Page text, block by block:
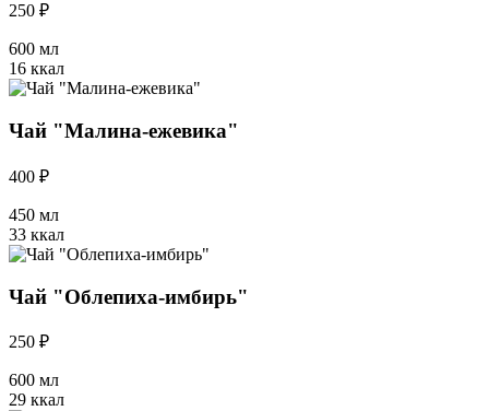
250 ₽
600 мл
16 ккал
Чай "Малина-ежевика"
400 ₽
450 мл
33 ккал
Чай "Облепиха-имбирь"
250 ₽
600 мл
29 ккал